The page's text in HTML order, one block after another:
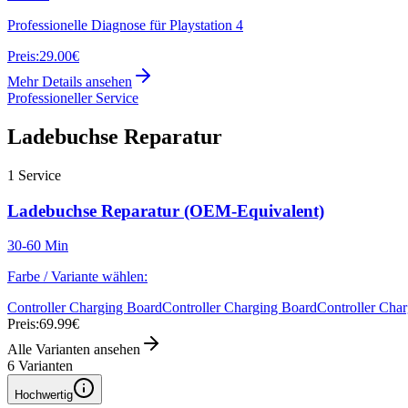
Professionelle Diagnose für Playstation 4
Preis:29.00€
Mehr Details ansehen
Professioneller Service
Ladebuchse Reparatur
1 Service
Ladebuchse Reparatur (OEM-Equivalent)
30-60 Min
Farbe / Variante wählen:
Controller Charging BoardController Charging BoardController
Preis:69.99€
Alle Varianten ansehen
6 Varianten
Hochwertig